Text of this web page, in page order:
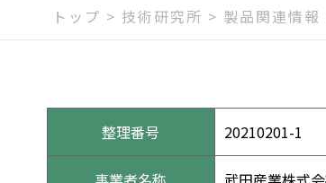
トップ > 技術研究所 > 製品関連情報
整理番号 20210201-1